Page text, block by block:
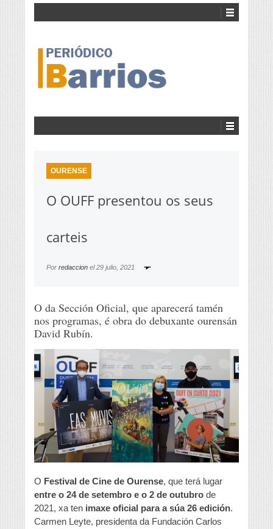
OURENSE
O OUFF presentou os seus
carteis
Por redaccion el29 julio, 2021
O da Sección Oficial, que aparecerá tamén
nos programas, é obra do debuxante ourensán
David Rubín.
O Festival de Cine de Ourense, que terá lugar
entre o 24 de setembro e o 2 de outubro de
2021, xa ten imaxe oficial para a súa 26 edición.
Carmen Leyte, presidenta da Fundación Carlos